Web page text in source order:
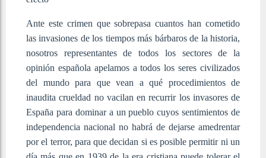
Ante este crimen que sobrepasa cuantos han cometido
las invasiones de los tiempos más bárbaros de la historia,
nosotros representantes de todos los sectores de la
opinión española apelamos a todos los seres civilizados
del mundo para que vean a qué procedimientos de
inaudita crueldad no vacilan en recurrir los invasores de
España para dominar a un pueblo cuyos sentimientos de
independencia nacional no habrá de dejarse amedrentar
por el terror, para que decidan si es posible permitir ni un